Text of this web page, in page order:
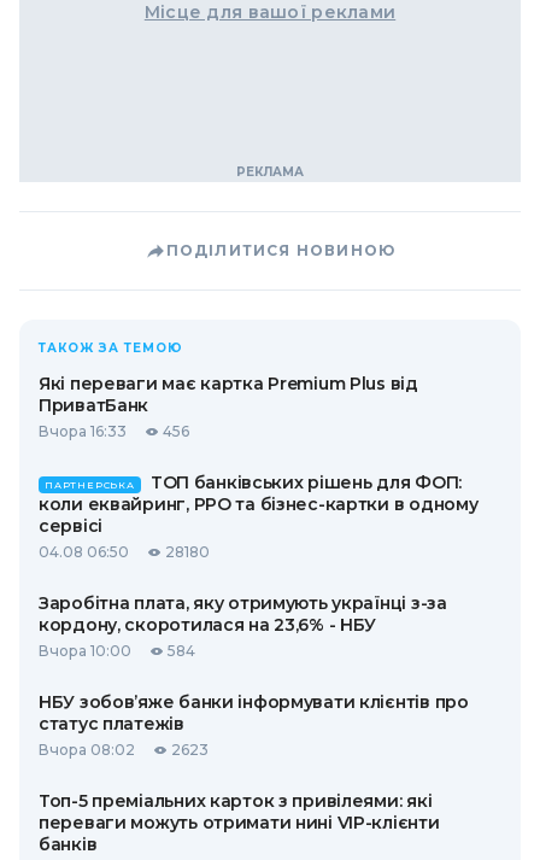
Місце для вашої реклами
ПОДІЛИТИСЯ НОВИНОЮ
ТАКОЖ ЗА ТЕМОЮ
Які переваги має картка Premium Plus від
ПриватБанк
Вчора 16:33 456
ПАРТНЕРСЬКА
ТОП банківських рішень для ФОП:
коли еквайринг, РРО та бізнес-картки в одному
сервісі
04.08 06:50 28180
Заробітна плата, яку отримують українці з-за
кордону, скоротилася на 23,6% - НБУ
Вчора 10:00 584
НБУ зобов’яже банки інформувати клієнтів про
статус платежів
Вчора 08:02 2623
Топ-5 преміальних карток з привілеями: які
переваги можуть отримати нині VIP-клієнти
банків